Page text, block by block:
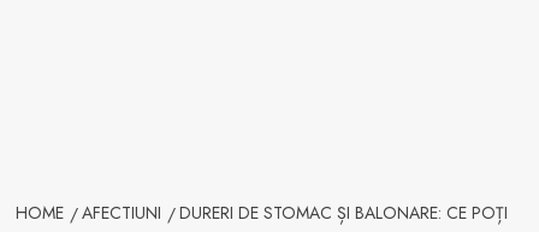
HOME AFECTIUNI
DURERI DE STOMAC ȘI BALONARE: CE POȚI